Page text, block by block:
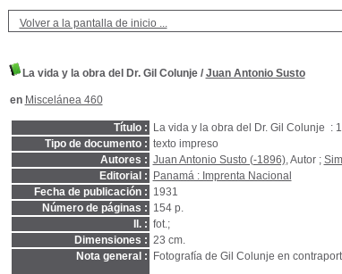
Volver a la pantalla de inicio ...
La vida y la obra del Dr. Gil Colunje / Juan Antonio Susto
en Miscelánea 460
Título :
La vida y la obra del Dr. Gil Colunje :
Tipo de documento : texto impreso
Autores : Juan Antonio Susto (-1896), Autor ;
Editorial :
Panamá : Imprenta Nacional
Fecha de publicación : 1931
Número de páginas : 154 p.
Il. : fot.;
Dimensiones : 23 cm.
Nota general :
Fotografía de Gil Colunje en